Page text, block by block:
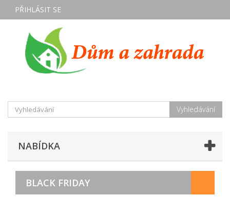
PŘIHLÁSIT SE
Vyhledávání
NABÍDKA
BLACK FRIDAY